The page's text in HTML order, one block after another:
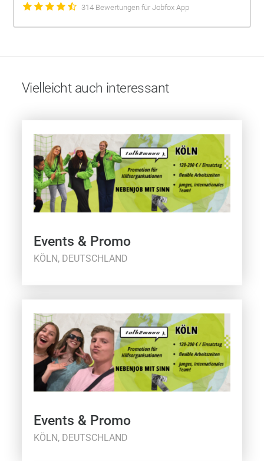
314 Bewertungen für Jobfox App
Vielleicht auch interessant
Events & Promo
KÖLN, DEUTSCHLAND
Events & Promo
KÖLN, DEUTSCHLAND